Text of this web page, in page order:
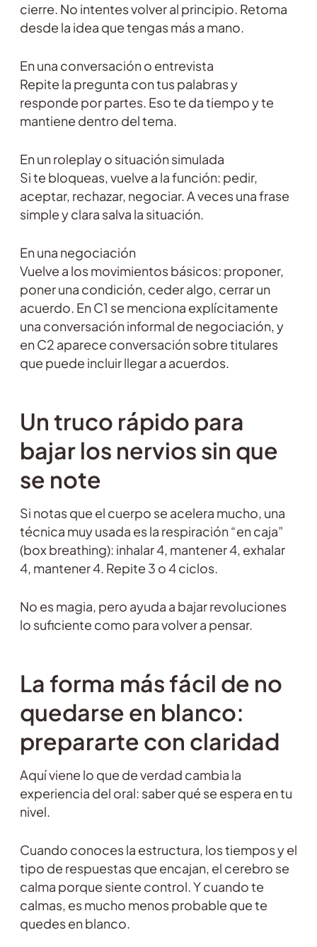
cierre. No intentes volver al principio. Retoma
desde la idea que tengas más a mano.
En una conversación o entrevista
Repite la pregunta con tus palabras y
responde por partes. Eso te da tiempo y te
mantiene dentro del tema.
En un roleplay o situación simulada
Si te bloqueas, vuelve a la función: pedir,
aceptar, rechazar, negociar. A veces una frase
simple y clara salva la situación.
En una negociación
Vuelve a los movimientos básicos: proponer,
poner una condición, ceder algo, cerrar un
acuerdo. En C1 se menciona explícitamente
una conversación informal de negociación, y
en C2 aparece conversación sobre titulares
que puede incluir llegar a acuerdos.
Un truco rápido para
bajar los nervios sin que
se note
Si notas que el cuerpo se acelera mucho, una
técnica muy usada es la respiración “en caja”
(box breathing): inhalar 4, mantener 4, exhalar
4, mantener 4. Repite 3 o 4 ciclos.
No es magia, pero ayuda a bajar revoluciones
lo suficiente como para volver a pensar.
La forma más fácil de no
quedarse en blanco:
prepararte con claridad
Aquí viene lo que de verdad cambia la
experiencia del oral: saber qué se espera en tu
nivel.
Cuando conoces la estructura, los tiempos y el
tipo de respuestas que encajan, el cerebro se
calma porque siente control. Y cuando te
calmas, es mucho menos probable que te
quedes en blanco.